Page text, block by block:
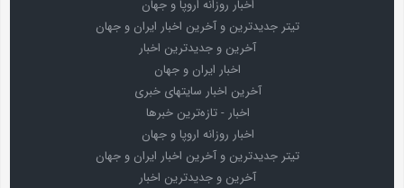
اخبار روزانه اروپا و جهان
تیتر جدیدترین و آخرین اخبار ایران و جهان
آخرین و جدیدترین اخبار
اخبار ایران و جهان
آخرین اخبار سایتهای خبری
اخبار - تازه‌ترین خبرها
اخبار روزانه اروپا و جهان
تیتر جدیدترین و آخرین اخبار ایران و جهان
آخرین و جدیدترین اخبار